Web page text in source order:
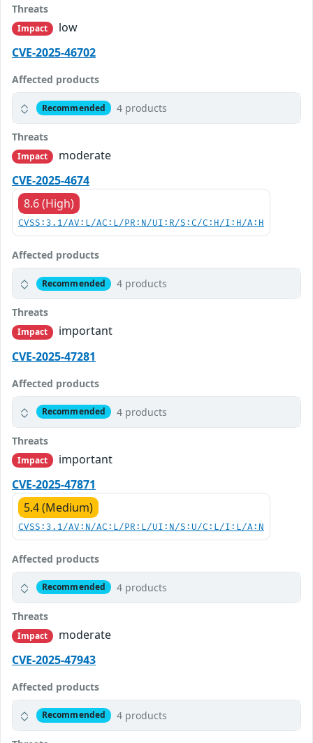
Threats
Impact
low
CVE-2025-46702
Affected products
Recommended 4 products
Threats
Impact
moderate
CVE-2025-4674
8.6 (High)
CVSS:3.1/AV:L/AC:L/PR:N/UI:R/S:C/C:H/I:H/A:H
Affected products
Recommended 4 products
Threats
Impact
important
CVE-2025-47281
Affected products
Recommended 4 products
Threats
Impact
important
CVE-2025-47871
5.4 (Medium)
CVSS:3.1/AV:N/AC:L/PR:L/UI:N/S:U/C:L/I:L/A:N
Affected products
Recommended 4 products
Threats
Impact
moderate
CVE-2025-47943
Affected products
Recommended 4 products